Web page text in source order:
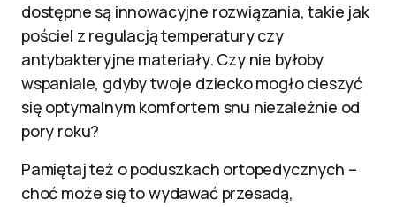
dostępne są innowacyjne rozwiązania, takie jak
pościel z regulacją temperatury czy
antybakteryjne materiały. Czy nie byłoby
wspaniale, gdyby twoje dziecko mogło cieszyć
się optymalnym komfortem snu niezależnie od
pory roku?
Pamiętaj też o poduszkach ortopedycznych –
choć może się to wydawać przesadą,